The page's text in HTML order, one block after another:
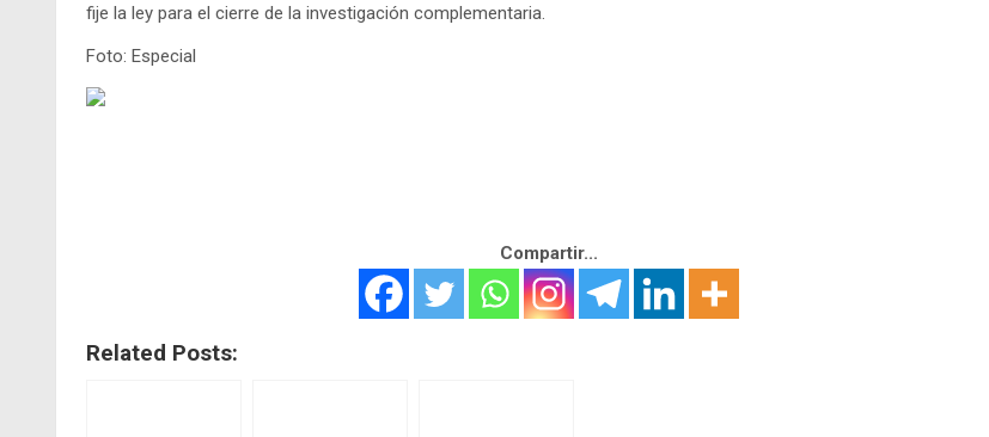
fije la ley para el cierre de la investigación complementaria.
Foto: Especial
Compartir...
Related Posts: